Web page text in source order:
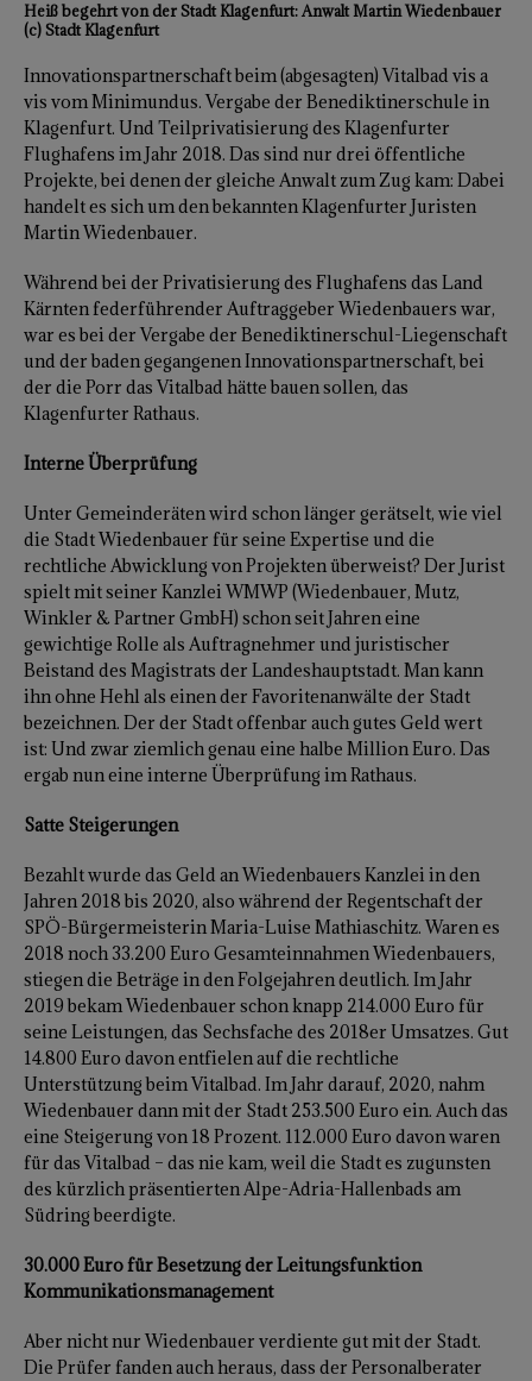
Heiß begehrt von der Stadt Klagenfurt: Anwalt Martin Wiedenbauer
(c) Stadt Klagenfurt
Innovationspartnerschaft beim (abgesagten) Vitalbad vis a
vis vom Minimundus. Vergabe der Benediktinerschule in
Klagenfurt. Und Teilprivatisierung des Klagenfurter
Flughafens im Jahr 2018. Das sind nur drei öffentliche
Projekte, bei denen der gleiche Anwalt zum Zug kam: Dabei
handelt es sich um den bekannten Klagenfurter Juristen
Martin Wiedenbauer.
Während bei der Privatisierung des Flughafens das Land
Kärnten federführender Auftraggeber Wiedenbauers war,
war es bei der Vergabe der Benediktinerschul-Liegenschaft
und der baden gegangenen Innovationspartnerschaft, bei
der die Porr das Vitalbad hätte bauen sollen, das
Klagenfurter Rathaus.
Interne Überprüfung
Unter Gemeinderäten wird schon länger gerätselt, wie viel
die Stadt Wiedenbauer für seine Expertise und die
rechtliche Abwicklung von Projekten überweist? Der Jurist
spielt mit seiner Kanzlei WMWP (Wiedenbauer, Mutz,
Winkler & Partner GmbH) schon seit Jahren eine
gewichtige Rolle als Auftragnehmer und juristischer
Beistand des Magistrats der Landeshauptstadt. Man kann
ihn ohne Hehl als einen der Favoritenanwälte der Stadt
bezeichnen. Der der Stadt offenbar auch gutes Geld wert
ist: Und zwar ziemlich genau eine halbe Million Euro. Das
ergab nun eine interne Überprüfung im Rathaus.
Satte Steigerungen
Bezahlt wurde das Geld an Wiedenbauers Kanzlei in den
Jahren 2018 bis 2020, also während der Regentschaft der
SPÖ-Bürgermeisterin Maria-Luise Mathiaschitz. Waren es
2018 noch 33.200 Euro Gesamteinnahmen Wiedenbauers,
stiegen die Beträge in den Folgejahren deutlich. Im Jahr
2019 bekam Wiedenbauer schon knapp 214.000 Euro für
seine Leistungen, das Sechsfache des 2018er Umsatzes. Gut
14.800 Euro davon entfielen auf die rechtliche
Unterstützung beim Vitalbad. Im Jahr darauf, 2020, nahm
Wiedenbauer dann mit der Stadt 253.500 Euro ein. Auch das
eine Steigerung von 18 Prozent. 112.000 Euro davon waren
für das Vitalbad – das nie kam, weil die Stadt es zugunsten
des kürzlich präsentierten Alpe-Adria-Hallenbads am
Südring beerdigte.
30.000 Euro für Besetzung der Leitungsfunktion
Kommunikationsmanagement
Aber nicht nur Wiedenbauer verdiente gut mit der Stadt.
Die Prüfer fanden auch heraus, dass der Personalberater